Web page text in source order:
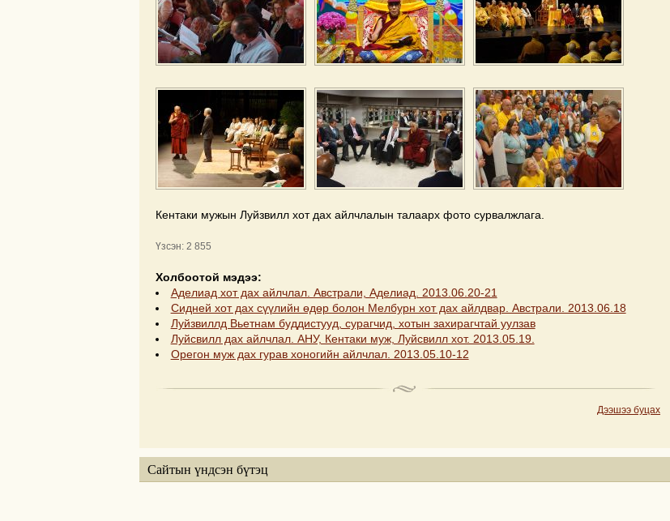
Кентаки мужын Луйзвилл хот дах айлчлалын талаарх фото сурвалжлага.
Үзсэн: 2 855
Холбоотой мэдээ:
Аделиад хот дах айлчлал. Австрали, Аделиад. 2013.06.20-21
Сидней хот дах сүүлийн өдөр болон Мелбурн хот дах айлдвар. Австрали. 2013.06.18
Луйзвиллд Вьетнам буддистууд, сурагчид, хотын захирагчтай уулзав
Луйсвилл дах айлчлал. АНУ, Кентаки муж, Луйсвилл хот. 2013.05.19.
Орегон муж дах гурав хоногийн айлчлал. 2013.05.10-12
Дээшээ буцах
Сайтын үндсэн бүтэц